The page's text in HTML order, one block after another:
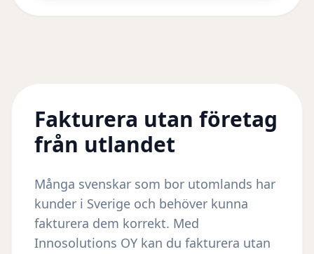
Fakturera utan företag
från utlandet
Många svenskar som bor utomlands har
kunder i Sverige och behöver kunna
fakturera dem korrekt. Med
Innosolutions OY kan du fakturera utan